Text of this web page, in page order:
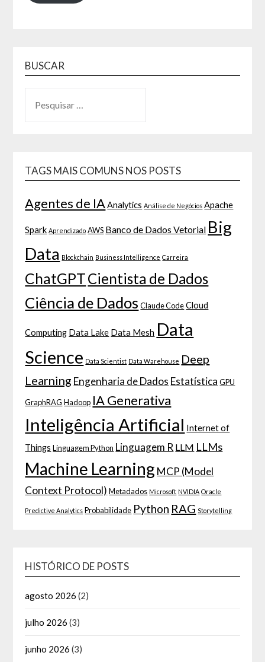
BUSCAR
TAGS MAIS COMUNS NOS POSTS
Agentes de IA Analytics Análise de Negócios Apache
Spark Aprendizado AWS Banco de Dados Vetorial Big
Data Blockchain Business Intelligence Carreira
ChatGPTCientista de Dados
Ciência de Dados Claude Code Cloud
Computing Data Lake Data Mesh Data
Science Data Scientist Data Warehouse Deep
Learning Engenharia de Dados Estatística GPU
GraphRAG Hadoop IA Generativa
Inteligência Artificial Internet of
Things Linguagem Python Linguagem R LLM LLMs
Machine Learning MCP (Model
Context Protocol) Metadados Microsoft NVIDIA Oracle
Predictive Analytics Probabilidade Python RAG Storytelling
HISTÓRICO DE POSTS
agosto 2026 (2)
julho 2026 (3)
junho 2026 (3)